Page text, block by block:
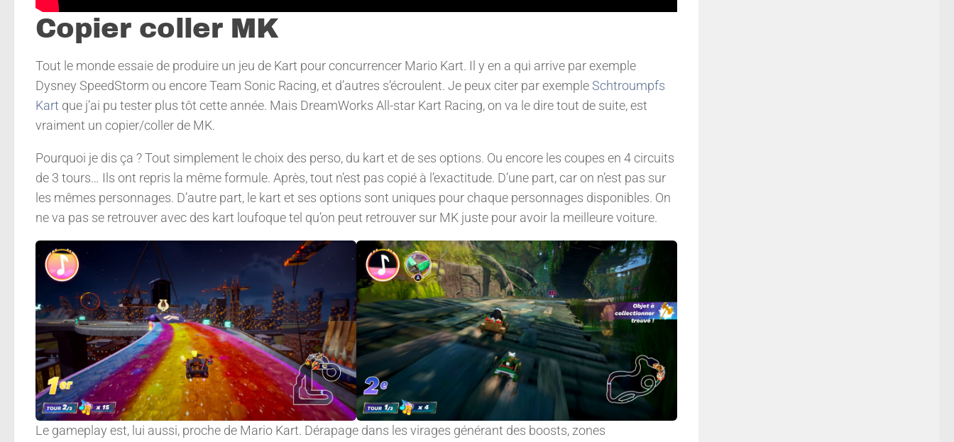
Copier coller MK
Tout le monde essaie de produire un jeu de Kart pour concurrencer Mario Kart. Il y en a qui arrive par exemple
Dysney SpeedStorm ou encore Team Sonic Racing, et d’autres s’écroulent. Je peux citer par exempleSchtroumpfs
Kart que j’ai pu tester plus tôt cette année. Mais DreamWorks All-star Kart Racing, on va le dire tout de suite, est
vraiment un copier/coller de MK.
Pourquoi je dis ça ? Tout simplement le choix des perso, du kart et de ses options. Ou encore les coupes en 4 circuits
de 3 tours… Ils ont repris la même formule. Après, tout n’est pas copié à l’exactitude. D’une part, car on n’est pas sur
les mêmes personnages. D’autre part, le kart et ses options sont uniques pour chaque personnages disponibles. On
ne va pas se retrouver avec des kart loufoque tel qu’on peut retrouver sur MK juste pour avoir la meilleure voiture.
Le gameplay est, lui aussi, proche de Mario Kart. Dérapage dans les virages générant des boosts, zones